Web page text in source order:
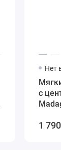
Нет
с
1